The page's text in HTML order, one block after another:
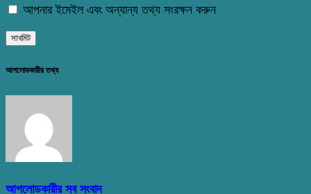
আপনার ইমেইল এবং অন্যান্য তথ্য সংরক্ষন করুন
আপলোডকারীর তথ্য
আপলোডকারীর সব সংবাদ